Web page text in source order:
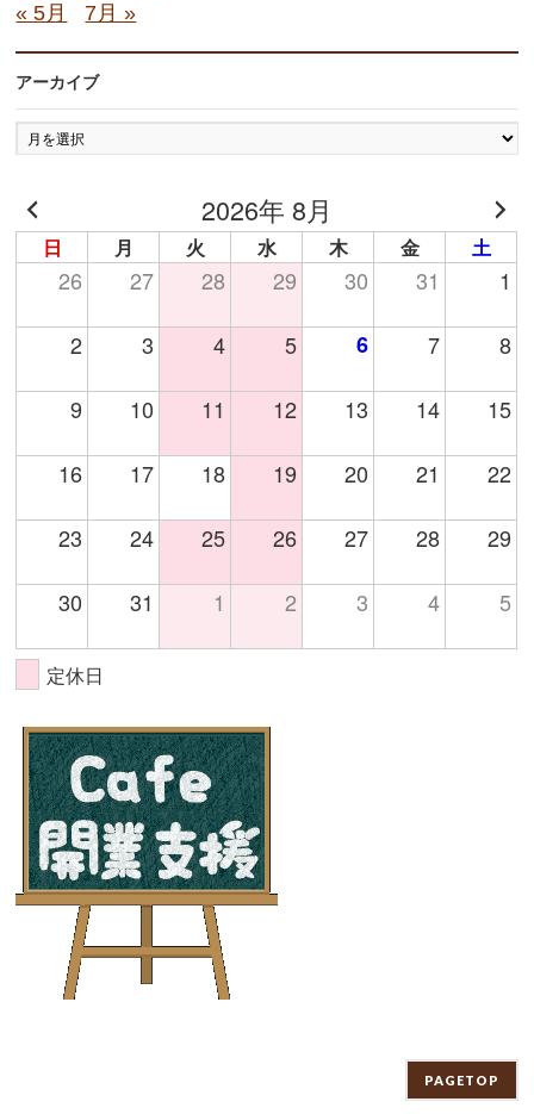
« 5月
7月 »
アーカイブ
ア
ー
イ
ブ
2026年 8月
日 月 火 水 木 金 土
26 27 28 29 30 31 1
2 3 4 5 6 7 8
9 10 11 12 13 14 15
16 17 18 19 20 21 22
23 24 25 26 27 28 29
30 31 1 2 3 4 5
定休日
PAGETOP